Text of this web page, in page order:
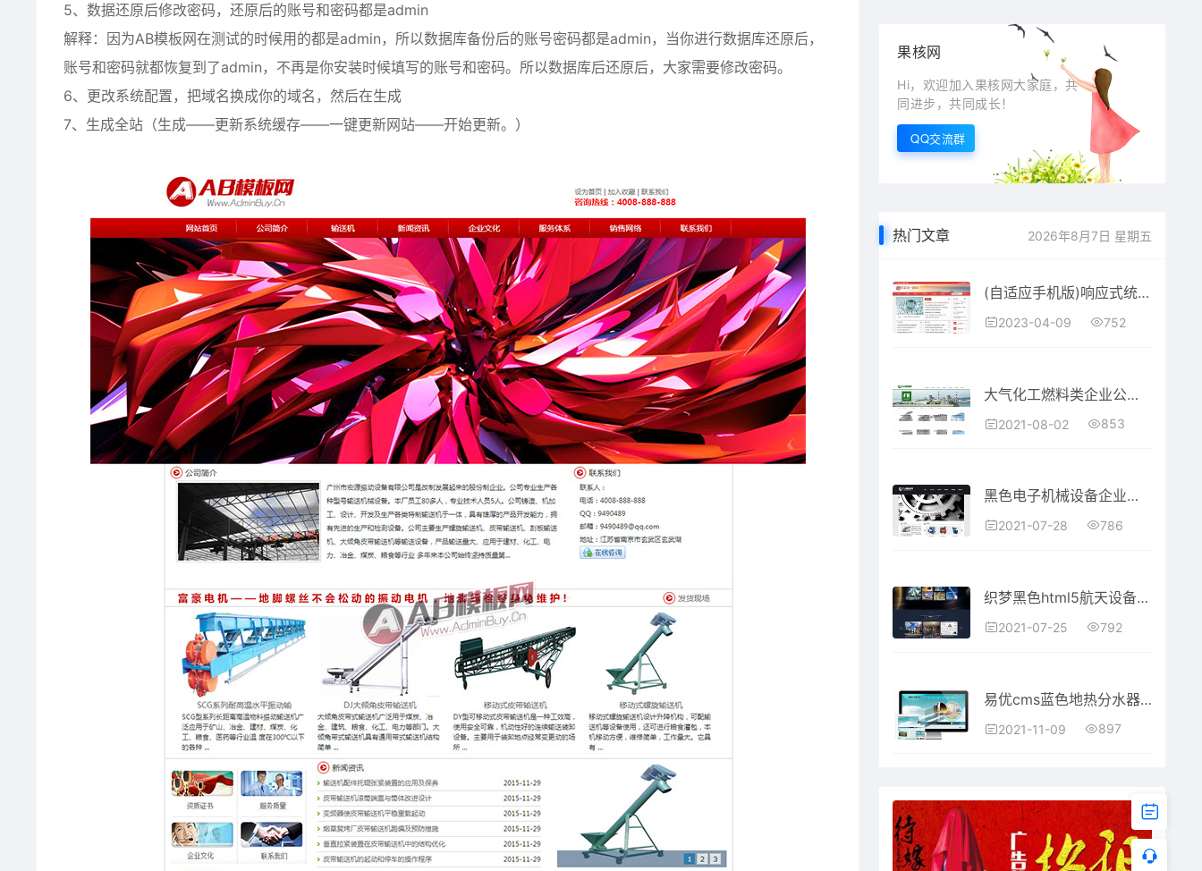
5、数据还原后修改密码，还原后的账号和密码都是admin
解释：因为AB模板网在测试的时候用的都是admin，所以数据库备份后的账号密码都是admin，当你进行数据库还原后，
账号和密码就都恢复到了admin，不再是你安装时候填写的账号和密码。所以数据库后还原后，大家需要修改密码。
6、更改系统配置，把域名换成你的域名，然后在生成
7、生成全站（生成——更新系统缓存——一键更新网站——开始更新。）
果核网
Hi，欢迎加入果核网大家庭，共
同进步，共同成长！
QQ交流群
热门文章 2026年8月7日 星期五
(自适应手机版)响应式统一战线政府单位机构类网站源码 红色政府部门机构网站模板
2023-04-09 752
大气化工燃料类企业公司网站织梦模板源码
2021-08-02 853
黑色电子机械设备企业通用公司网站织梦模板
2021-07-28 786
织梦黑色html5航天设备通用企业模板
2021-07-25 792
易优cms蓝色地热分水器公司网站模板源码 带手机端
2021-11-09 897